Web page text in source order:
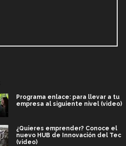
Programa enlace: para llevar a tu
empresa al siguiente nivel (video)
¿Quieres emprender? Conoce el
nuevo HUB de Innovación del Tec
(video)